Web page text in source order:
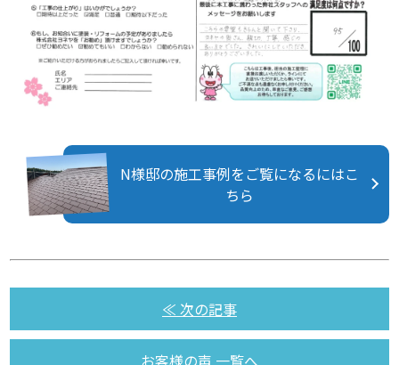
N様邸の施工事例をご覧になるにはこ
ちら
≪ 次の記事
お客様の声 一覧へ